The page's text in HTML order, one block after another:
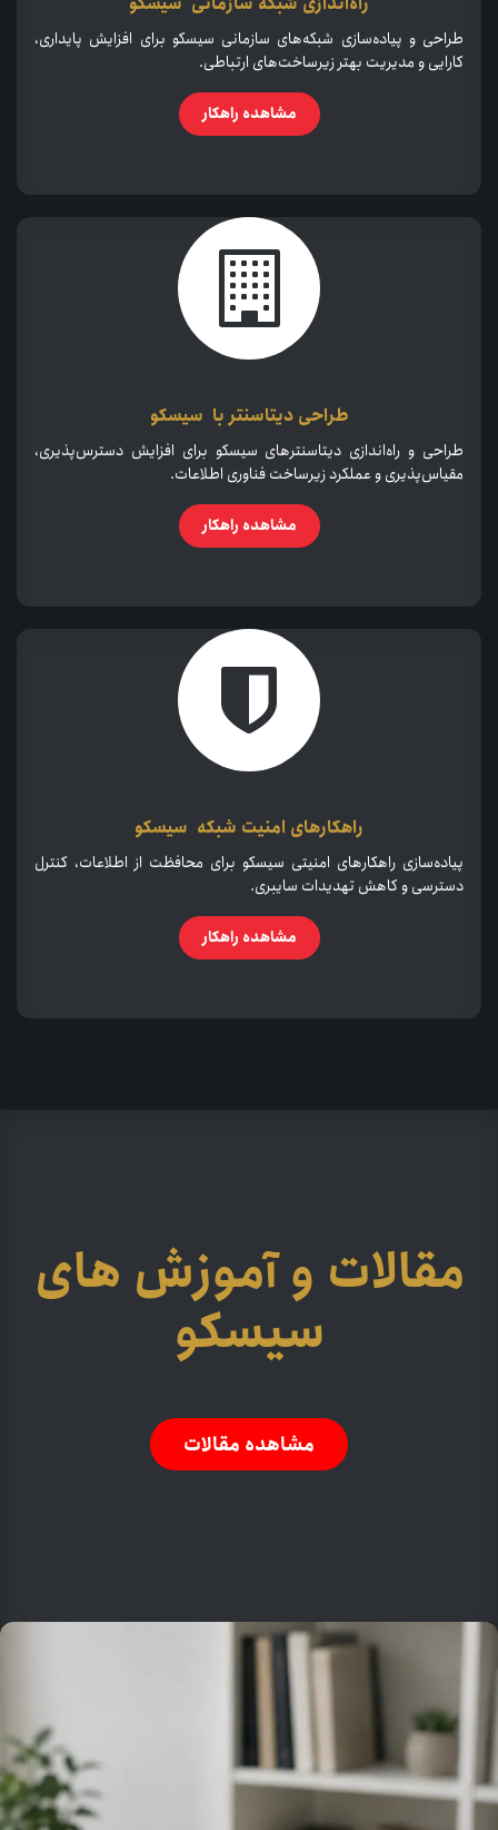
طراحی و پیاده‌سازی شبکه‌های سازمانی سیسکو برای افزایش پایداری،
کارایی و مدیریت بهتر زیرساخت‌های ارتباطی.
مشاهده راهکار
طراحی دیتاسنتر با سیسکو
طراحی و راه‌اندازی دیتاسنترهای سیسکو برای افزایش دسترس‌پذیری،
مقیاس‌پذیری و عملکرد زیرساخت فناوری اطلاعات.
مشاهده راهکار
راهکارهای امنیت شبکه سیسکو
پیاده‌سازی راهکارهای امنیتی سیسکو برای محافظت از اطلاعات، کنترل
دسترسی و کاهش تهدیدات سایبری.
مشاهده راهکار
مقالات و آموزش های
سیسکو
مشاهده مقالات